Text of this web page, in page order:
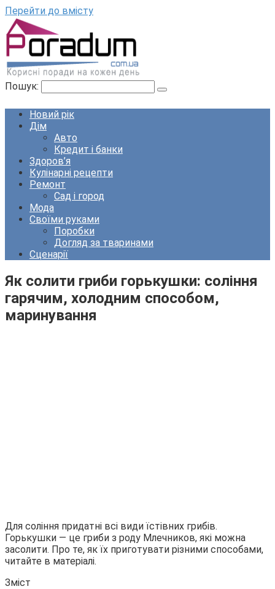
Перейти до вмісту
Пошук:
Новий рік
Дім
Авто
Кредит і банки
Здоров’я
Кулінарні рецепти
Ремонт
Сад і город
Мода
Своїми руками
Поробки
Догляд за тваринами
Сценарії
Як солити гриби горькушки: соління
гарячим, холодним способом,
маринування
Для соління придатні всі види їстівних грибів.
Горькушки — це гриби з роду Млечников, які можна
засолити. Про те, як їх приготувати різними способами,
читайте в матеріалі.
Зміст